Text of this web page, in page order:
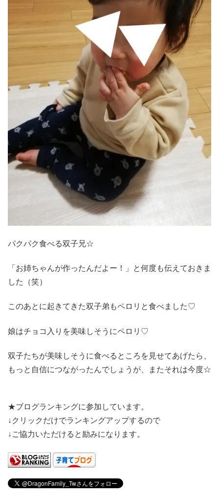
パクパク食べる双子兄☆
「お姉ちゃんが作ったんだよー！」と何度も伝えておきま
した（笑）
このあとに起きてきた双子弟もペロリと食べました♡
娘はチョコ入りを美味しそうにペロリ♡
双子たちが美味しそうに食べるところを見せてあげたら、
もっと自信につながったんでしょうが、またそれは今度☆
★ブログランキングに参加しています。
↓クリックだけでランキングアップするので
↓ご協力いただけると励みになります。